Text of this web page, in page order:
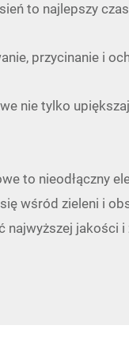
to najlepszy
przycinanie i
nie tylko
to nieodłączny
wśród zieleni i
najwyższej jakości